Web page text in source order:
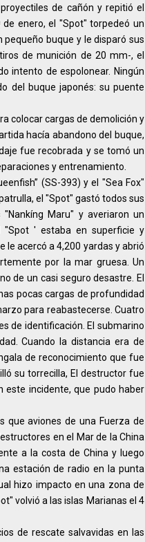
de cañón y repitió el
enero, el "Spot" torpedeó un
buque y le disparó sus
de munición de 20 mm-, el
intento de espolonear. Ningún
del buque japonés: su puente
colocar cargas de demolición y
hacía abandono del buque,
fue recobrada y se tomó un
y entrenamiento.
(SS-393) y el "Sea Fox"
el "Spot" gastó todos sus
Maru" y averiaron un
"Spot ' estaba en superficie y
le acercó a 4,200 yardas y abrió
por la mar gruesa. Un
de un casi seguro desastre. El
pocas cargas de profundidad
para reabastecerse. Cuatro
de identificación. El submarino
Cuando la distancia era de
de reconocimiento que fue
su torrecilla, El destructor fue
este incidente, que pudo haber
que aviones de una Fuerza de
en el Mar de la China
a la costa de China y luego
estación de radio en la punta
hizo impacto en una zona de
volvió a las islas Marianas el 4
de rescate salvavidas en las